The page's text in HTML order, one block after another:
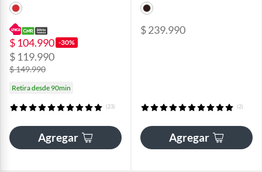
$ 104.990 -30%
$ 119.990
$ 149.990
Retira desde 90min
(23)
Agregar
$ 239.990
(2)
Agregar